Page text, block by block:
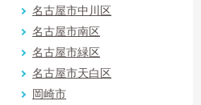
名古屋市中川区
名古屋市南区
名古屋市緑区
名古屋市天白区
岡崎市